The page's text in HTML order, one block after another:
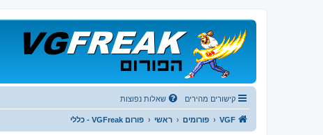
קישורים מהירים שאלות נפוצות
VGF פורומים ראשי פורום VGFreak - כללי